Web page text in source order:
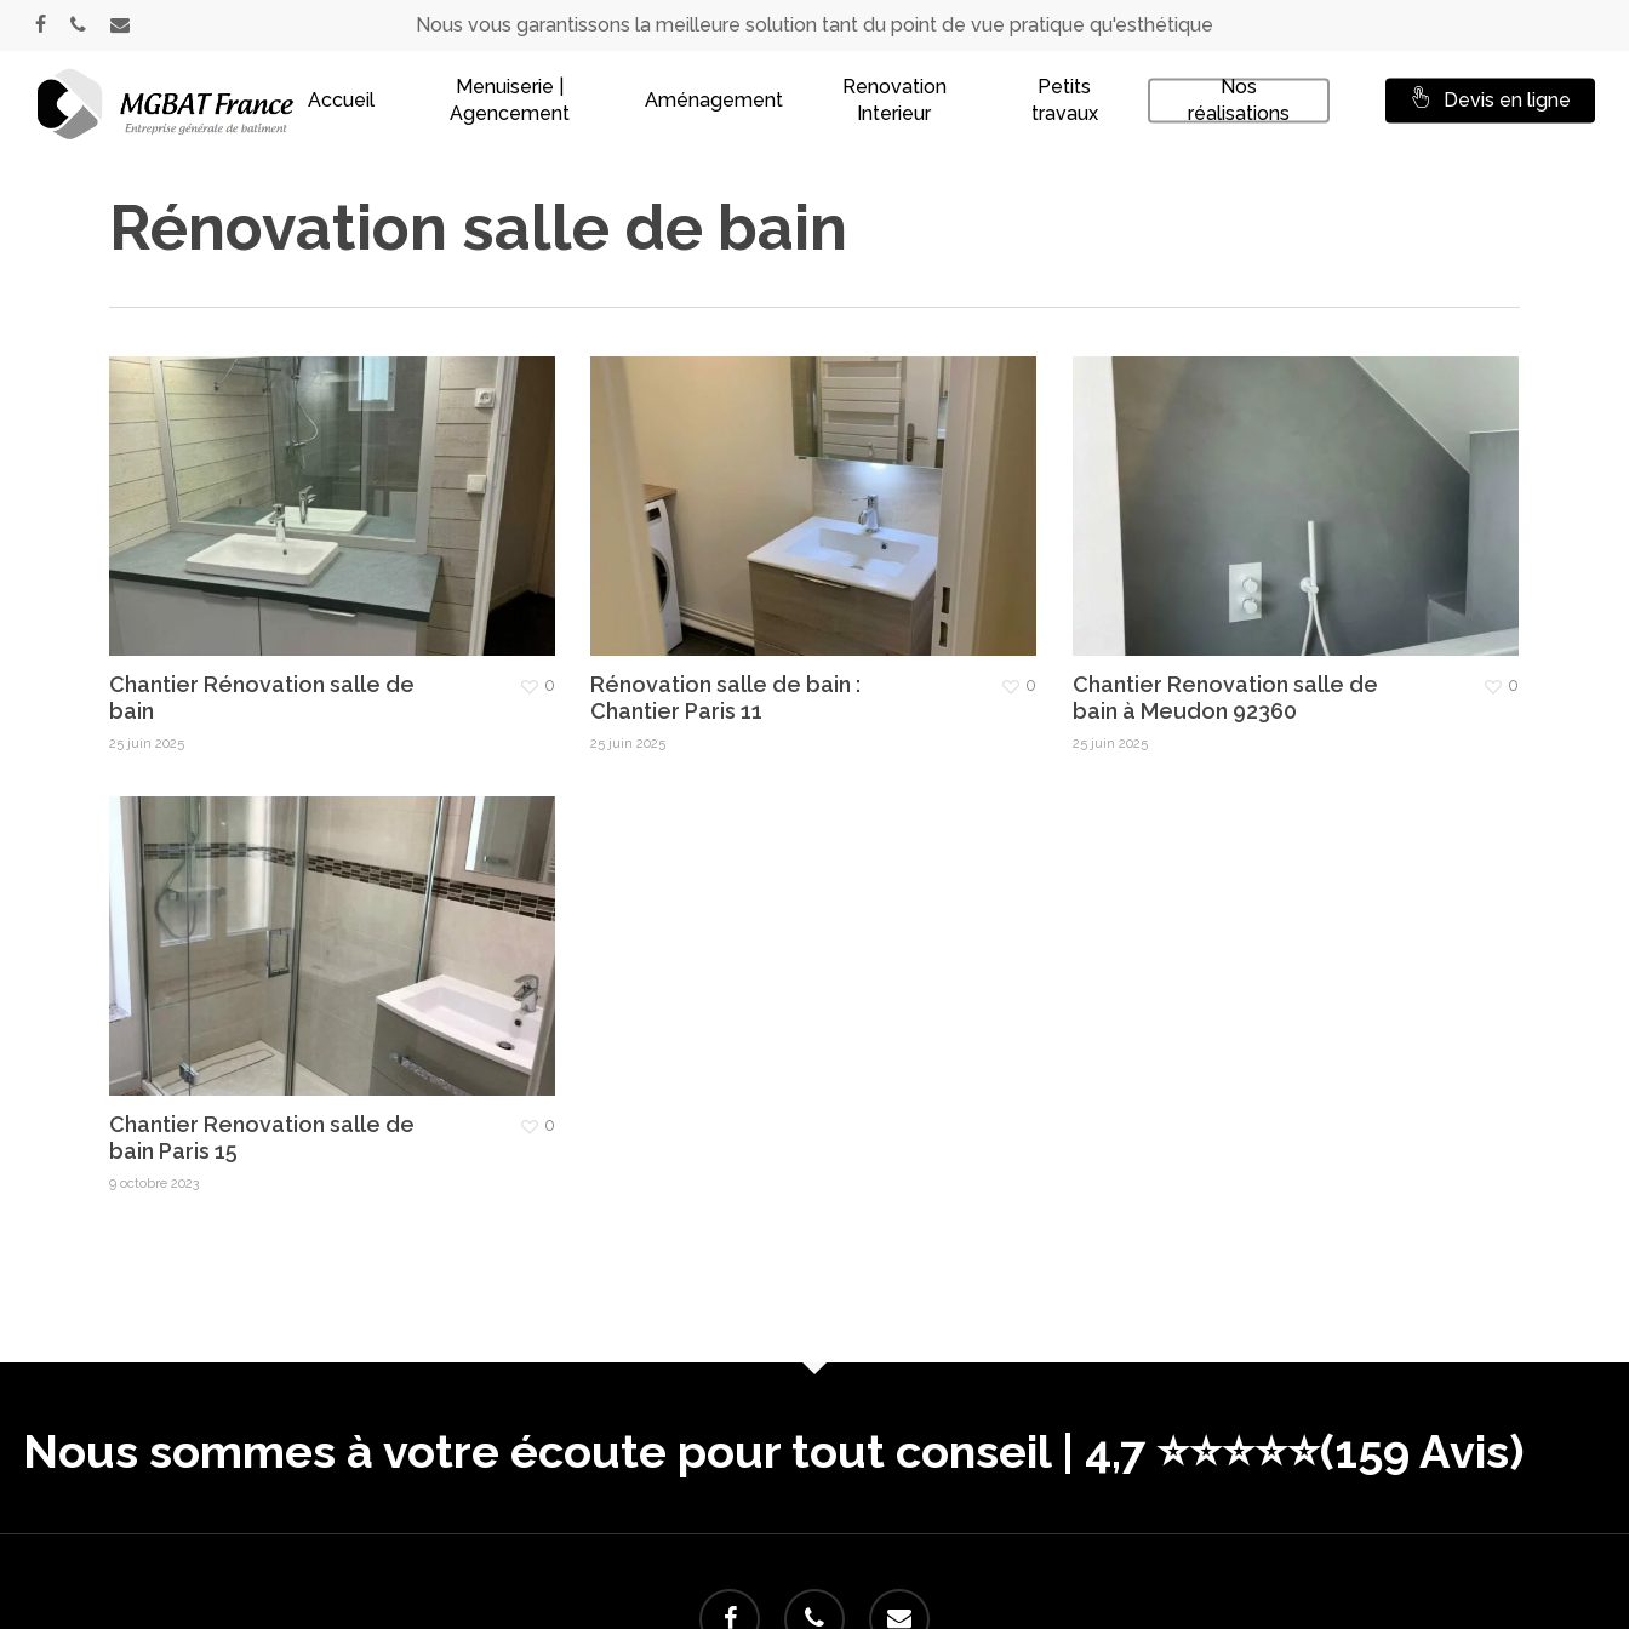
Skip
main
content
facebookphone email Nous vous garantissons la meilleure solution tant du point de vue pratique qu'esthétique
Accueil
Menuiserie |
Agencement
Aménagement
Renovation
Interieur
Petits
travaux
Nos
réalisations
Devis en ligne
Rénovation salle de bain
Chantier Rénovation salle de
bain
25 juin 2025
0
Rénovation salle de bain :
Chantier Paris 11
25 juin 2025
0
Chantier Renovation salle de
bain à Meudon 92360
25 juin 2025
0
Chantier Renovation salle de
bain Paris 15
9 octobre 2023
0
Nous sommes à votre écoute pour tout conseil | 4,7 ⭐⭐⭐⭐⭐(159 Avis)
facebook phone email